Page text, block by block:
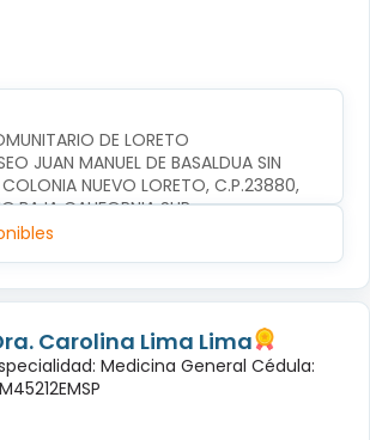
DE LORETO
JUAN MANUEL DE BASALDUA SIN
NUEVO LORETO, C.P.23880,
CALIFORNIA SUR
Carolina Lima Lima
Medicina General Cédula: